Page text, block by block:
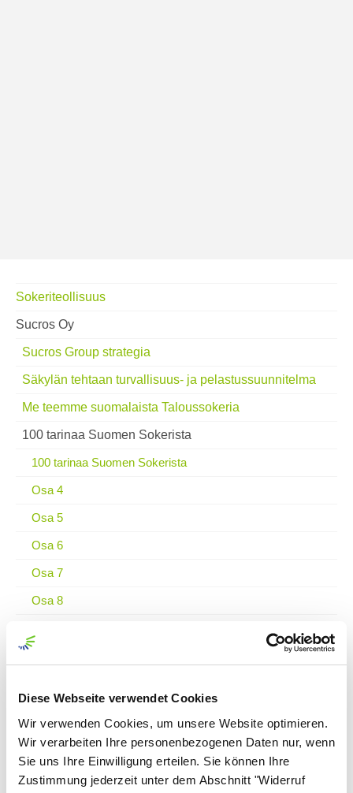
Diese Webseite verwendet Cookies
Wir verwenden Cookies, um unsere Website optimieren.
Wir verarbeiten Ihre personenbezogenen Daten nur, wenn
Sie uns Ihre Einwilligung erteilen. Sie können Ihre
Zustimmung jederzeit unter dem Abschnitt "Widerruf
Sokeriteollisuus
Sucros Oy
Sucros Group strategia
Säkylän tehtaan turvallisuus- ja pelastussuunnitelma
Me teemme suomalaista Taloussokeria
100 tarinaa Suomen Sokerista
100 tarinaa Suomen Sokerista
Osa 4
Osa 5
Osa 6
Osa 7
Osa 8
Osa 13
Osa 14